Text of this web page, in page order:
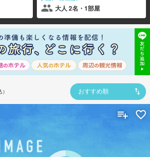
大人 2名・1部屋
おすすめ順